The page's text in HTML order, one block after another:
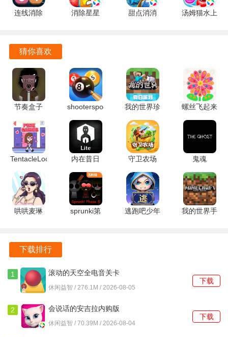
全数字化生命模拟的系统，带给玩家更真实的游戏体验，让
没有繁琐的规则，玩家可以自由选择自己的游戏方式，享受
无拘无束的游戏乐趣。
轻松的游戏节奏让玩家能够在繁忙的生活中找到放松的乐
趣，享受游戏带来的快乐。
连线消除
消除星星
甜点消消
汤姆猫水上
猜你喜欢
节奏盒子
模组
v4000+ 安
卓版
shooterspool
2.4.3 安卓
版
我的世界珍
妮MOD
v1.20.32.03
官方安卓版
螺丝飞起来
1.1.2 安卓
TentacleLocker2
2.1.3.0 安
卓版
内在昔日
7.9.0.1 官
方版
守卫农场
1.0.1 安卓
版
鬼魂
1.85.10 安
卓版
哄哄麦琳
sprunki第
逃跑吧少年
我的世界手
下载排行
1
滚动的天空全电音关卡
5.1.3 安卓版
休闲益智 / 276.1M / 2026-08-05
下载
2
会说话的安吉拉内购版
3195 安卓版
休闲益智 / 70.39M / 2026-08-04
下载